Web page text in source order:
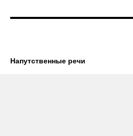
Напутственные речи